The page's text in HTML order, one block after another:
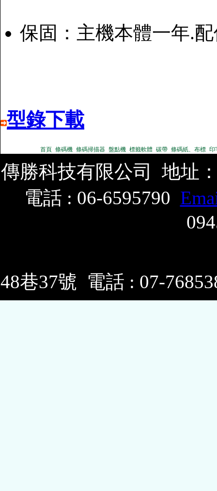
保固：主機本體一年.
型錄下載
首頁 條碼機 條碼掃描器 盤點機 標籤軟體 碳帶 條碼紙、布標 印
傳勝科技有限公司 地址
電話 : 06-6595790
48巷37號 電話 : 07-